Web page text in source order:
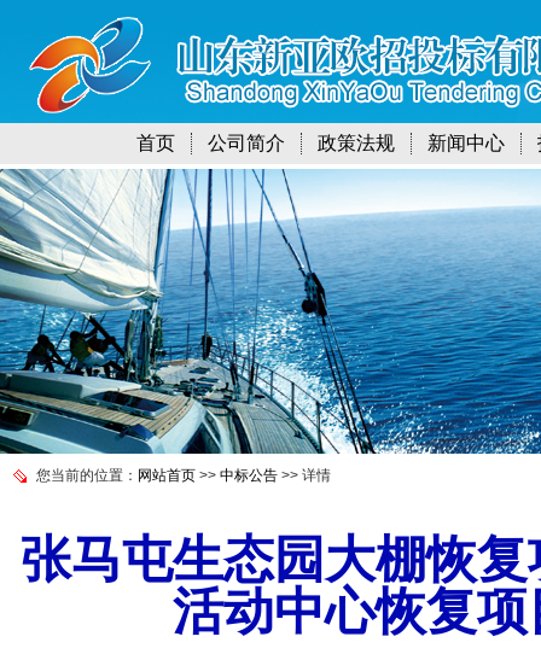
首页 公司简介 政策法规 新闻中心
您当前的位置： 网站首页 >> 中标公告 >> 详情
张马屯生态园大棚恢
活动中心恢复